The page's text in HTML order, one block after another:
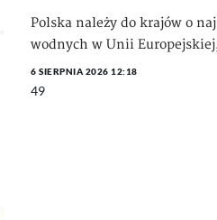
Polska należy do krajów o
wodnych w Unii
6 SIERPNIA 2026 12:18
49